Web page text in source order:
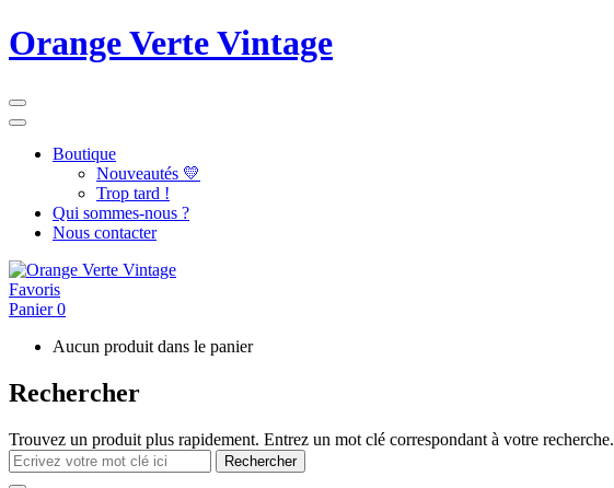
Orange Verte Vintage
Boutique
Nouveautés 💛
Trop tard !
Qui sommes-nous ?
Nous contacter
Favoris
Panier0
Aucun produit dans le panier
Rechercher
Trouvez un produit plus rapidement. Entrez un mot clé correspondant à votre recherche.
Rechercher